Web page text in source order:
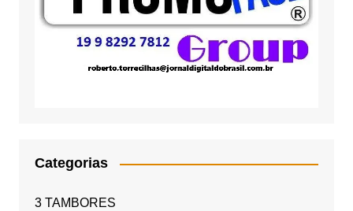
Categorias
3 TAMBORES